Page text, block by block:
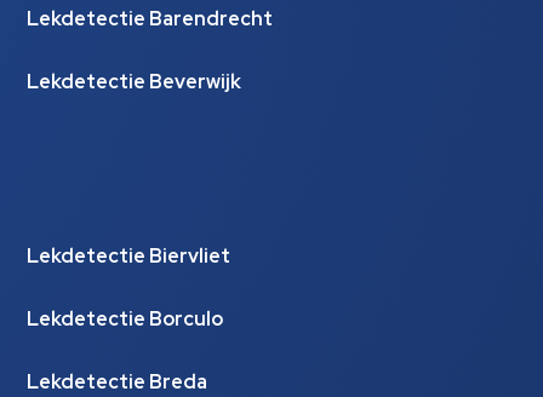
Lekdetectie Barendrecht
Lekdetectie Beverwijk
Lekdetectie Biervliet
Lekdetectie Borculo
Lekdetectie Breda